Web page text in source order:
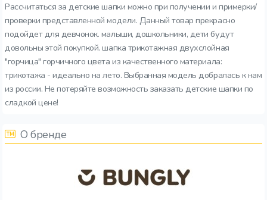
Рассчитаться за детские шапки можно при получении и примерки/
проверки представленной модели. Данный товар прекрасно
подойдет для девчонок. малыши, дошкольники, дети будут
довольны этой покупкой. шапка трикотажная двухслойная
"горчица" горчичного цвета из качественного материала:
трикотажа - идеально на лето. Выбранная модель добралась к нам
из россии. Не потеряйте возможность заказать детские шапки по
сладкой цене!
О бренде